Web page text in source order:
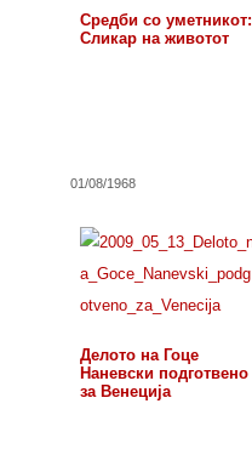
Средби со уметникот:
Сликар на животот
01/08/1968
Делото на Гоце
Наневски подготвено
за Венеција